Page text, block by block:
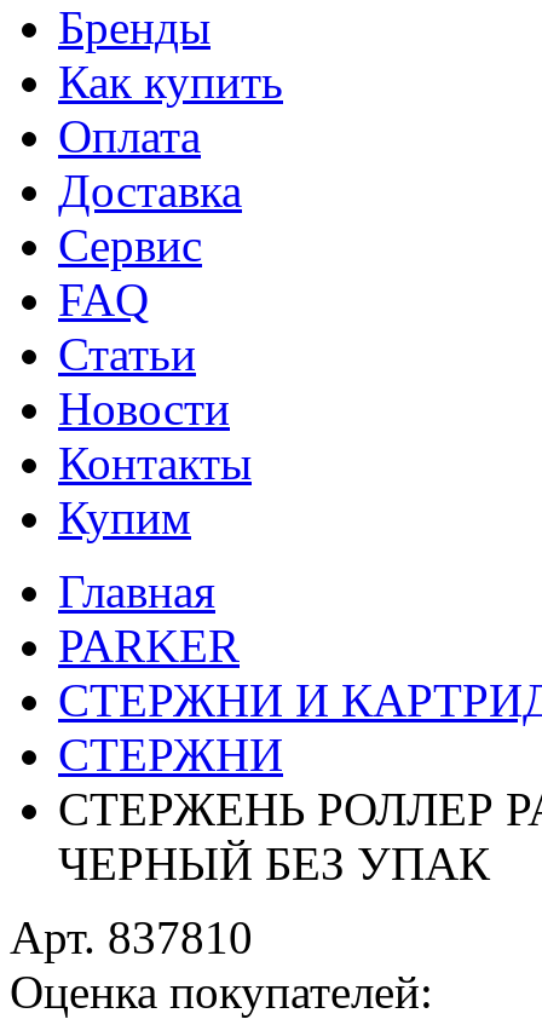
Бренды
Как купить
Оплата
Доставка
Сервис
FAQ
Статьи
Новости
Контакты
Купим
Главная
PARKER
СТЕРЖНИ И
СТЕРЖНИ
СТЕРЖЕНЬ РОЛЛЕР
ЧЕРНЫЙ БЕЗ УПАК
Арт. 837810
Оценка покупателей: